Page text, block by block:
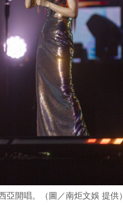
亞開唱。（圖／南炬文娛 提供）